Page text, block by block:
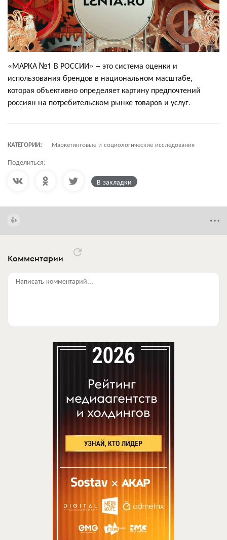
«МАРКА №1 В РОССИИ» – это система оценки и
использования брендов в национальном масштабе,
которая объективно определяет картину предпочтений
россиян на потребительском рынке товаров и услуг.
КАТЕГОРИИ: Маркетинговые и социологические исследования
Поделиться:
В закладки
Комментарии
Написать комментарий...